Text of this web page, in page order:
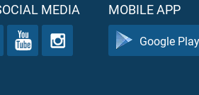
MEDIA MOBILE APP
Google Play